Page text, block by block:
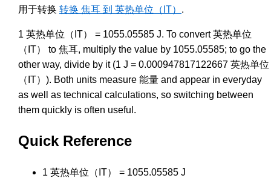
用于转换 转换 焦耳 到 英热单位（IT） .
1 英热单位（IT） = 1055.05585 J. To convert 英热单位
（IT） to 焦耳, multiply the value by 1055.05585; to go the
other way, divide by it (1 J = 0.000947817122667 英热单位
（IT）). Both units measure 能量 and appear in everyday
as well as technical calculations, so switching between
them quickly is often useful.
Quick Reference
1 英热单位（IT） = 1055.05585 J